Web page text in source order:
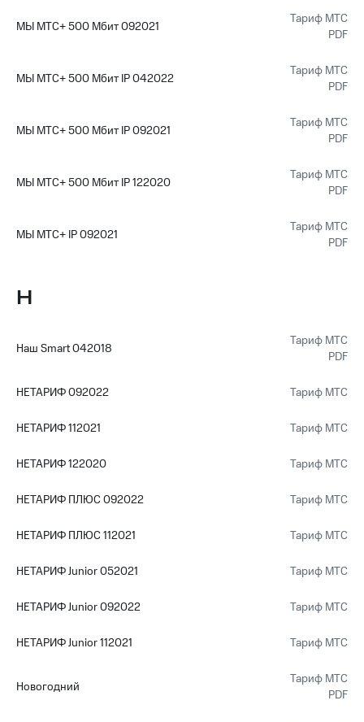
МЫ МТС+ 500 Мбит 092021
Тариф МТС
PDF
МЫ МТС+ 500 Мбит IP 042022
Тариф МТС
PDF
МЫ МТС+ 500 Мбит IP 092021
Тариф МТС
PDF
МЫ МТС+ 500 Мбит IP 122020
Тариф МТС
PDF
МЫ МТС+ IP 092021
Тариф МТС
PDF
Н
Наш Smart 042018
Тариф МТС
PDF
НЕТАРИФ 092022 Тариф МТС
НЕТАРИФ 112021 Тариф МТС
НЕТАРИФ 122020 Тариф МТС
НЕТАРИФ ПЛЮС 092022 Тариф МТС
НЕТАРИФ ПЛЮС 112021 Тариф МТС
НЕТАРИФ Junior 052021 Тариф МТС
НЕТАРИФ Junior 092022 Тариф МТС
НЕТАРИФ Junior 112021 Тариф МТС
Новогодний
Тариф МТС
PDF